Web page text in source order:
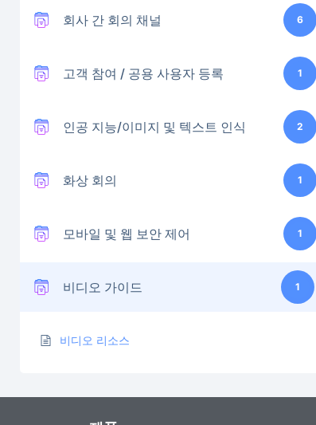
회사 간 회의 채널 6
고객 참여 / 공용 사용자 등록 1
인공 지능/이미지 및 텍스트 인식 2
화상 회의 1
모바일 및 웹 보안 제어 1
비디오 가이드 1
비디오 리소스